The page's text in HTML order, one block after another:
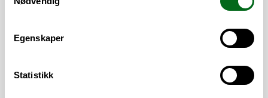
Egenskaper
Statistikk
I større prosjekter gir jeg
presentasjoner tydeligere. Jeg brenner